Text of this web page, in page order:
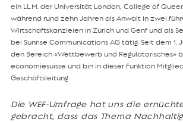
ein LL.M. der Universität London, College of
während rund zehn Jahren als Anwalt in zwei
Wirtschaftskanzleien in Zürich und Genf und als
bei Sunrise Communications AG tätig. Seit dem 1.
den Bereich «Wettbewerb und Regulatorisches»
economiesuisse und bin in dieser Funktion
Geschäftsleitung.
Die WEF-Umfrage hat uns die
gebracht, dass das Thema